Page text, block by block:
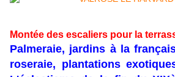
Montée des escaliers pour la
Palmeraie, jardins à la
roseraie, plantations